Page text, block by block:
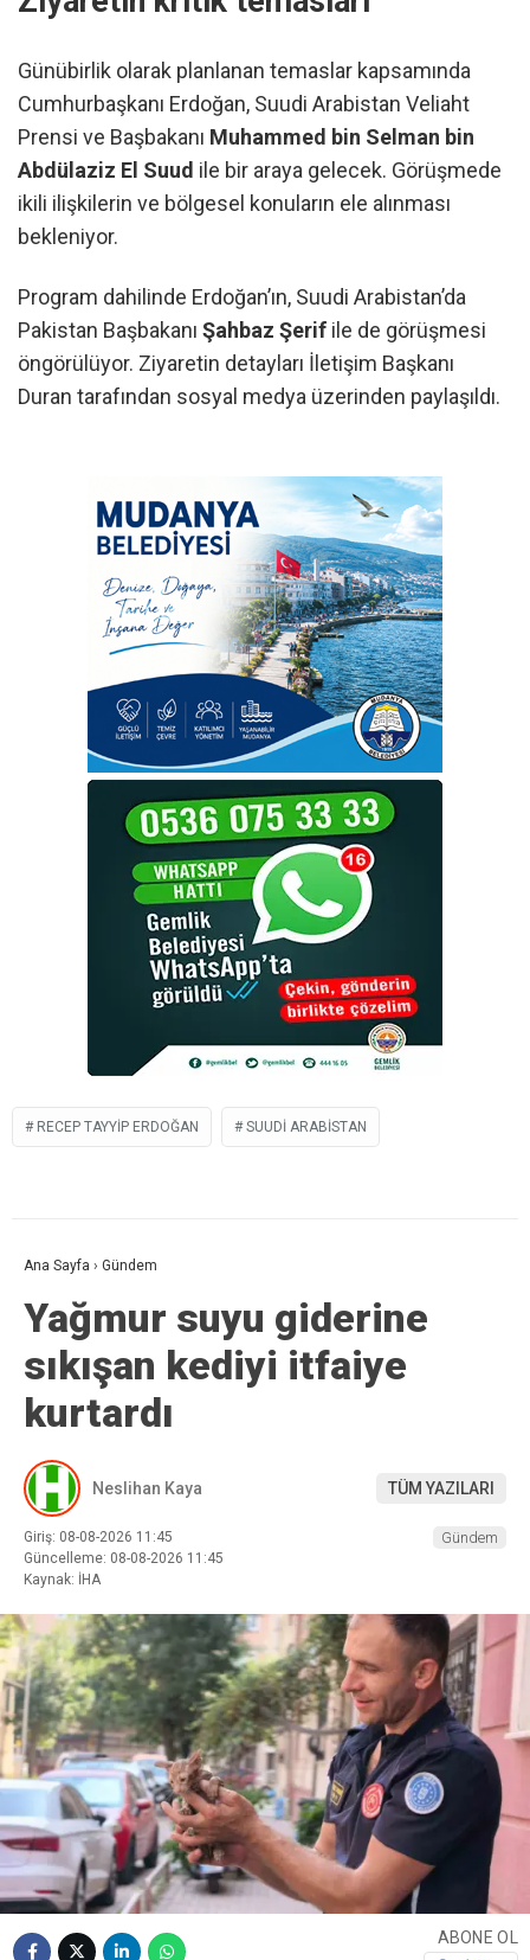
Günübirlik olarak planlanan temaslar kapsamında
Cumhurbaşkanı Erdoğan, Suudi Arabistan Veliaht
Prensi ve Başbakanı Muhammed bin Selman bin
Abdülaziz El Suud ile bir araya gelecek. Görüşmede
ikili ilişkilerin ve bölgesel konuların ele alınması
bekleniyor.
Program dahilinde Erdoğan’ın, Suudi Arabistan’da
Pakistan Başbakanı Şahbaz Şerif ile de görüşmesi
öngörülüyor. Ziyaretin detayları İletişim Başkanı
Duran tarafından sosyal medya üzerinden paylaşıldı.
RECEP TAYYIP ERDOĞAN SUUDI ARABISTAN
Ana Sayfa › Gündem
Yağmur suyu giderine
sıkışan kediyi itfaiye
kurtardı
Neslihan Kaya TÜM YAZILARI
Giriş: 08-08-2026 11:45
Güncelleme: 08-08-2026 11:45
Kaynak: İHA
Gündem
ABONE OL